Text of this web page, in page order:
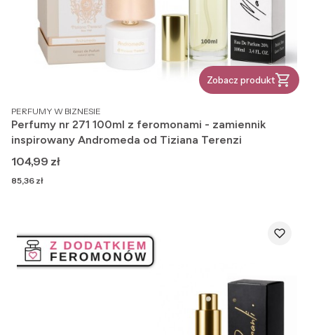
Zobacz produkt
PRODUCENT
PERFUMY W BIZNESIE
Perfumy nr 271 100ml z feromonami - zamiennik
inspirowany Andromeda od Tiziana Terenzi
Cena
104,99 zł
Cena
85,36 zł